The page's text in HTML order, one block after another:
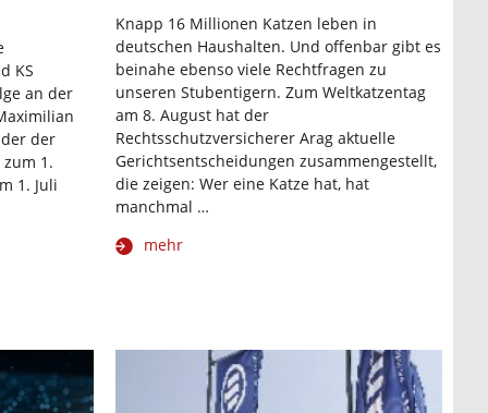
KS
an der
der
1.
1. Juli
Knapp 16 Millionen Katzen leben in
deutschen Haushalten. Und offenbar gibt es
beinahe ebenso viele Rechtfragen zu
unseren Stubentigern. Zum Weltkatzentag
am 8. August hat der
Rechtsschutzversicherer Arag aktuelle
Gerichtsentscheidungen zusammengestellt,
die zeigen: Wer eine Katze hat, hat
manchmal …
mehr